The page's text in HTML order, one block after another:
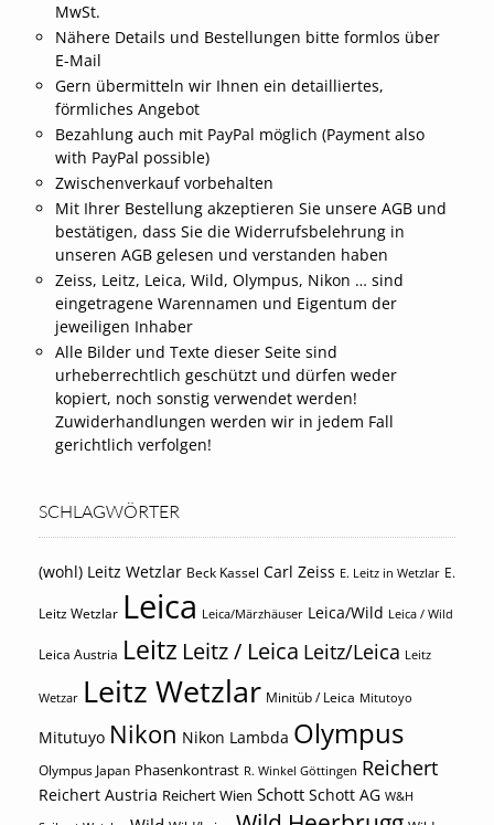
MwSt.
Nähere Details und Bestellungen bitte formlos über
E-Mail
Gern übermitteln wir Ihnen ein detailliertes,
förmliches Angebot
Bezahlung auch mit PayPal möglich (Payment also
with PayPal possible)
Zwischenverkauf vorbehalten
Mit Ihrer Bestellung akzeptieren Sie unsere AGB und
bestätigen, dass Sie die Widerrufsbelehrung in
unseren AGB gelesen und verstanden haben
Zeiss, Leitz, Leica, Wild, Olympus, Nikon … sind
eingetragene Warennamen und Eigentum der
jeweiligen Inhaber
Alle Bilder und Texte dieser Seite sind
urheberrechtlich geschützt und dürfen weder
kopiert, noch sonstig verwendet werden!
Zuwiderhandlungen werden wir in jedem Fall
gerichtlich verfolgen!
SCHLAGWÖRTER
(wohl) Leitz Wetzlar Beck Kassel Carl Zeiss E. Leitz in Wetzlar E.
Leitz Wetzlar Leica Leica/Märzhäuser Leica/Wild Leica / Wild
Leica Austria Leitz Leitz / Leica Leitz/Leica Leitz
Wetzar Leitz Wetzlar Minitüb / Leica Mitutoyo
Mitutuyo Nikon Nikon Lambda Olympus
Olympus Japan Phasenkontrast R. Winkel Göttingen Reichert
Reichert Austria Reichert Wien Schott Schott AG W&H